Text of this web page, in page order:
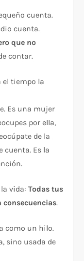
cuenta.
cuenta.
que no
contar.
el tiempo la
Es una mujer
por ella,
de la
cuenta. Es la
la vida:Todas tus
consecuencias.
como un hilo.
sino usada de